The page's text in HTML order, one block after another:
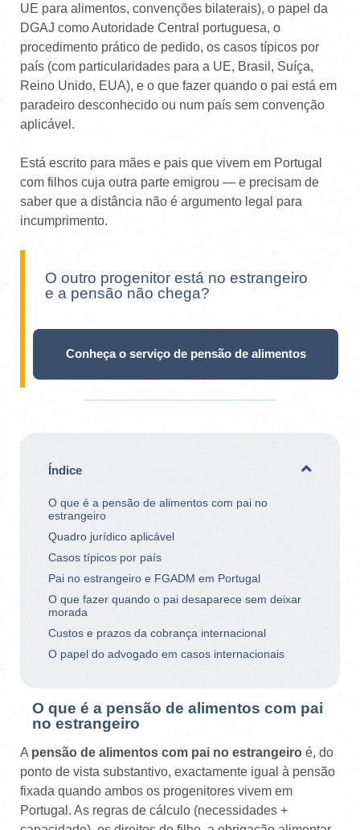
UE para alimentos, convenções bilaterais), o papel da
DGAJ como Autoridade Central portuguesa, o
procedimento prático de pedido, os casos típicos por
país (com particularidades para a UE, Brasil, Suíça,
Reino Unido, EUA), e o que fazer quando o pai está em
paradeiro desconhecido ou num país sem convenção
aplicável.
Está escrito para mães e pais que vivem em Portugal
com filhos cuja outra parte emigrou — e precisam de
saber que a distância não é argumento legal para
incumprimento.
O outro progenitor está no estrangeiro
e a pensão não chega?
Conheça o serviço de pensão de alimentos
Índice
O que é a pensão de alimentos com pai no
estrangeiro
Quadro jurídico aplicável
Casos típicos por país
Pai no estrangeiro e FGADM em Portugal
O que fazer quando o pai desaparece sem deixar
morada
Custos e prazos da cobrança internacional
O papel do advogado em casos internacionais
O que é a pensão de alimentos com pai
no estrangeiro
A pensão de alimentos com pai no estrangeiro é, do
ponto de vista substantivo, exactamente igual à pensão
fixada quando ambos os progenitores vivem em
Portugal. As regras de cálculo (necessidades +